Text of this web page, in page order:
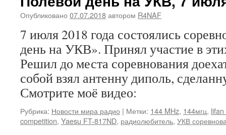
Опубликовано 07.07.2018автором R4NAF
7 июля 2018 года состоялись
день на УКВ». Принял участие в
Решил до места соревнования
собой взял антенну диполь,
Смотрите моё видео:
Рубрика: Новости мира радио | Метки: 144 MHz, 144мгц,
competition, Yaesu FT-817ND, радиолюбитель, УКВ